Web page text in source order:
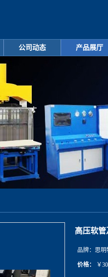
公司动态 产品展厅
高压软
品牌： 思明
价格： ￥